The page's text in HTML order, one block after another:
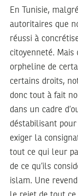
En Tunisie,
autoritaires que
réussi à
citoyenneté.
orpheline de
certains droits,
donc tout à fait
dans un cadre
déstabilisant
exiger la
tout ce qui leur
de ce qu’ils
islam. Une